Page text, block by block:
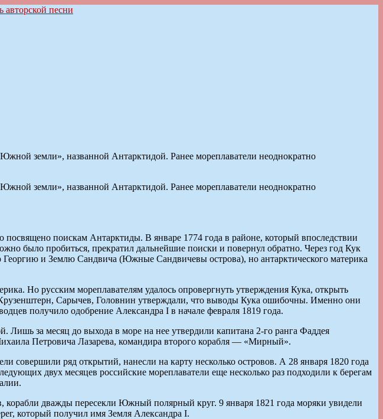
земли», названной Антарктидой. Ранее мореплаватели неоднократно
земли», названной Антарктидой. Ранее мореплаватели неоднократно
поискам Антарктиды. В январе 1774 года в районе, который впоследствии
было пробиться, прекратил дальнейшие поиски и повернул обратно. Через год Кук
и Землю Сандвича (Южные Сандвичевы острова), но антарктического материка
Но русским мореплавателям удалось опровергнуть утверждения Кука, открыть
Сарычев, Головнин утверждали, что выводы Кука ошибочны. Именно они
получило одобрение Александра I в начале февраля 1819 года.
Лишь за месяц до выхода в море на нее утвердили капитана 2-го ранга Фаддея
Петровича Лазарева, командира второго корабля — «Мирный».
ряд открытий, нанесли на карту несколько островов. А 28 января 1820 года
двух месяцев российские мореплаватели еще несколько раз подходили к берегам
корабли дважды пересекли Южный полярный круг. 9 января 1821 года моряки увидели
который получил имя Земля Александра I.